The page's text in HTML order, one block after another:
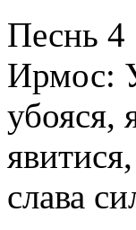
Песнь 4
Ирмос:
убояся,
слава